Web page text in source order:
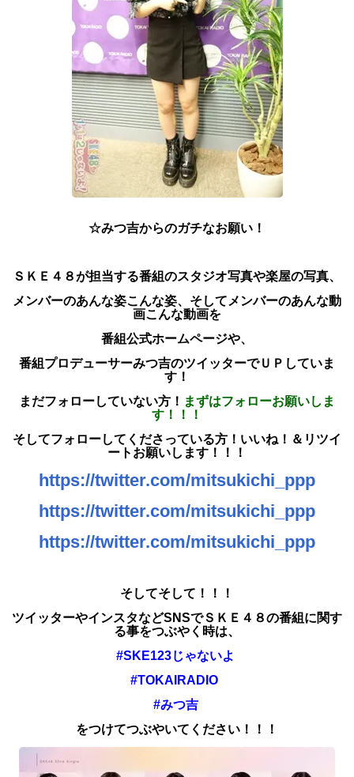
☆みつ吉からのガチなお願い！
ＳＫＥ４８が担当する番組のスタジオ写真や楽屋の写真、
メンバーのあんな姿こんな姿、 そしてメンバーのあんな動
画こんな動画を
番組公式ホームページや、
番組プロデューサーみつ吉のツイッターでＵＰしていま
す！
まだフォローしていない方！ まずはフォローお願いしま
す！！！
そしてフォローしてくださっている方！いいね！＆リツイ
ートお願いします！！！
https://twitter.com/mitsukichi_ppp
https://twitter.com/mitsukichi_ppp
https://twitter.com/mitsukichi_ppp
そしてそして！！！
ツイッターやインスタなどSNSでＳＫＥ４８の番組に関す
る事をつぶやく時は、
#SKE123じゃないよ
#TOKAIRADIO
#みつ吉
をつけてつぶやいてください！！！